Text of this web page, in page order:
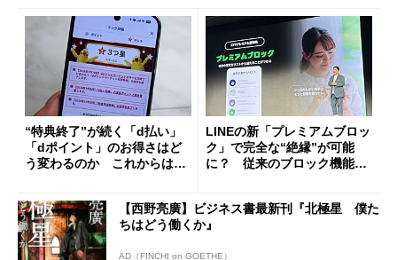
“特典終了”が続く「d払い」
「dポイント」のお得さはど
う変わるのか これからは
LINEの新「プレミアムブロッ
ク」で完全な“絶縁”が可能
に？ 従来のブロック機能と
【西野亮廣】ビジネス書最新刊『北極星 僕た
ちはどう働くか』
AD（FINCHI on GOETHE）